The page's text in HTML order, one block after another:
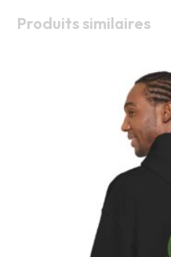
Produits similaires